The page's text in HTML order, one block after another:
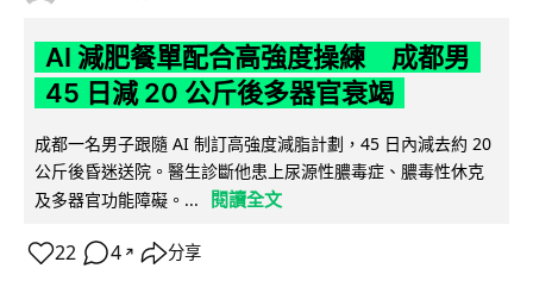
AI 減肥餐單配合高強度操練 成都男
45 日減 20 公斤後多器官衰竭
成都一名男子跟隨 AI 制訂高強度減脂計劃，45 日內減去約 20
公斤後昏迷送院。醫生診斷他患上尿源性膿毒症、膿毒性休克
及多器官功能障礙。...
閱讀全文
22 4 ↗ 分享